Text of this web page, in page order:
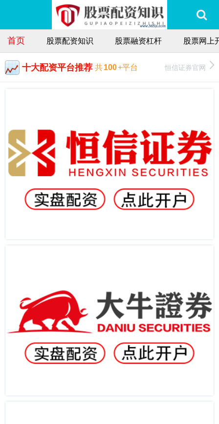
首页 股票配资知识 股票融资杠杆 股票网上
十大配资平台推荐 共100+平台 恒信证券官网